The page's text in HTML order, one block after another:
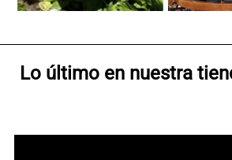
Lo último en nuestra